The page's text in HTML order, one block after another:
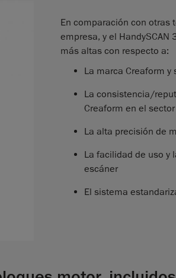
En comparación con otras
empresa, y el
más altas con respecto a:
La marca Creaform
La consistencia/
Creaform en el sector
La alta precisión de
La facilidad de uso y
escáner
El sistema